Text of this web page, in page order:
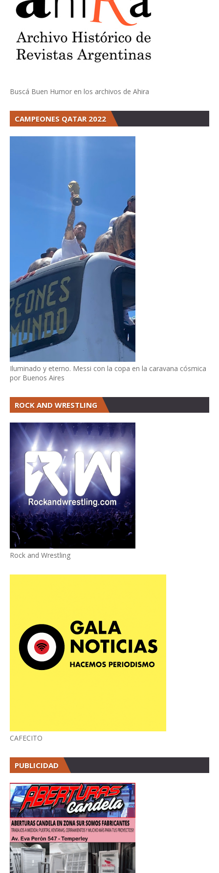
Buscá Buen Humor en los archivos de Ahira
CAMPEONES QATAR 2022
Iluminado y eterno. Messi con la copa en la caravana cósmica
por Buenos Aires
ROCK AND WRESTLING
Rock and Wrestling
CAFECITO
PUBLICIDAD